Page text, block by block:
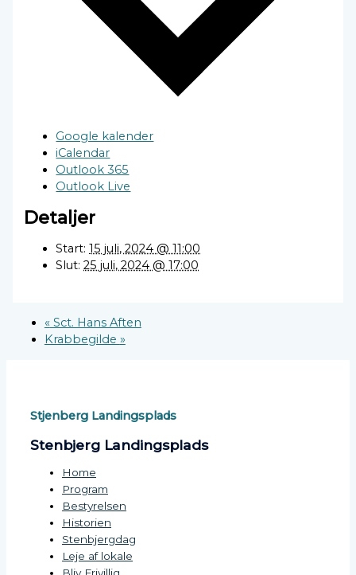
Google kalender
iCalendar
Outlook 365
Outlook Live
Detaljer
Start: 15 juli, 2024 @ 11:00
Slut: 25 juli, 2024 @ 17:00
«Sct. Hans Aften
Krabbegilde »
Stjenberg Landingsplads
Stenbjerg Landingsplads
Home
Program
Bestyrelsen
Historien
Stenbjergdag
Leje af lokale